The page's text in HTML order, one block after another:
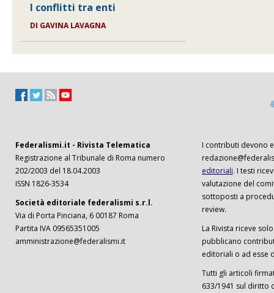
I conflitti tra enti
DI GAVINA LAVAGNA
Federalismi.it - Rivista Telematica
Registrazione al Tribunale di Roma numero
202/2003 del 18.04.2003
ISSN 1826-3534
Società editoriale federalismi s.r.l.
Via di Porta Pinciana, 6 00187 Roma
Partita IVA 09565351005
amministrazione@federalismi.it
I contributi devono
editoriali. I testi
valutazione del
sottoposti a
review.
La Rivista riceve
pubblicano
editoriali o ad esse
Tutti gli articoli
633/1941 sul diritto